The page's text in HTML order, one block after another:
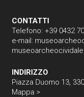
CONTATTI
Telefono: +39 0432
e-mail:
INDIRIZZO
Piazza Duomo 13,
Mappa >